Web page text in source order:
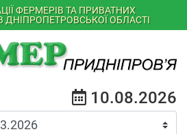
ФЕРМЕРІВ ТА ПРИВАТНИХ
ДНІПРОПЕТРОВСЬКОЇ ОБЛАСТІ
10.08.2026